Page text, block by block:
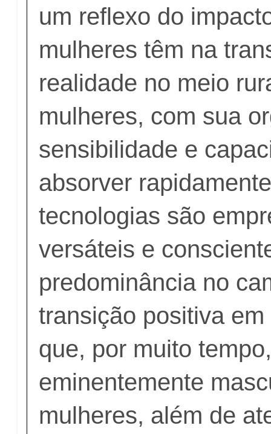
um reflexo do
mulheres têm na
realidade no meio
mulheres, com sua
sensibilidade e
absorver
tecnologias são
versáteis e
predominância no
transição positiva
que, por muito
eminentemente
mulheres, além de